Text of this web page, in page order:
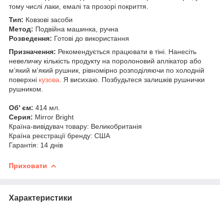
тому числі лаки, емалі та прозорі покриття.
Тип: Ковзові засоби
Метод: Подвійна машинка, ручна
Розведення: Готові до використання
Призначення: Рекомендується працювати в тіні. Нанесіть
невеличку кількість продукту на поролоновий аплікатор або
м’який м’який рушник, рівномірно розподіляючи по холодній
поверхні кузова . Я висихаю. Позбудьтеся залишків рушнички
рушником.
Об' єм: 414 мл.
Серия: Mirror Bright
Країна-вивідувач товару: Великобританія
Країна реєстрації бренду: США
Гарантія: 14 днів
Приховати
Характеристики